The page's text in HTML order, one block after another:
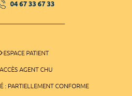
04 67 33 67 33
ESPACE PATIENT
ACCÈS AGENT CHU
: PARTIELLEMENT CONFORME